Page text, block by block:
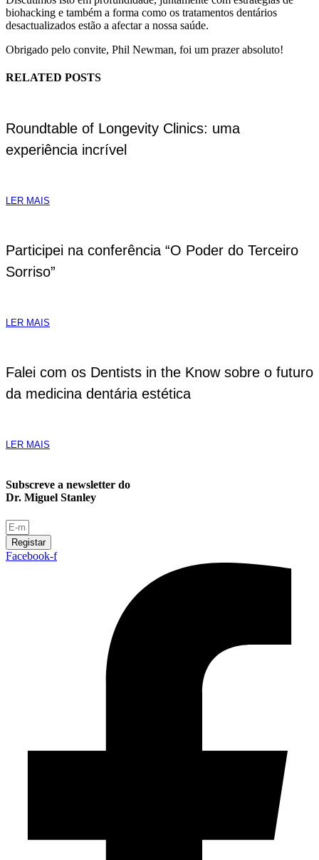
biohacking e também a forma como os tratamentos dentários
desactualizados estão a afectar a nossa saúde.
Obrigado pelo convite, Phil Newman, foi um prazer absoluto!
RELATED POSTS
Roundtable of Longevity Clinics: uma
experiência incrível
LER MAIS
Participei na conferência “O Poder do Terceiro
Sorriso”
LER MAIS
Falei com os Dentists in the Know sobre o futuro
da medicina dentária estética
LER MAIS
Subscreve a newsletter do
Dr. Miguel Stanley
Registar
Facebook-f